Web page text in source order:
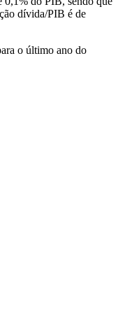
dívida/PIB é de
o último ano do